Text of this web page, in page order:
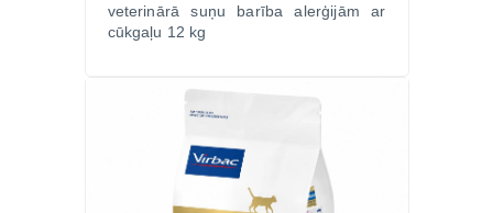
veterinārā suņu barība alerģijām ar
cūkgaļu 12 kg